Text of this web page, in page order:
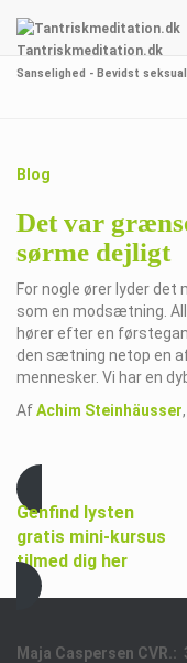
Tantriskmeditation.dk
Sanselighed - Bevidst
Blog
Det var
sørme dejligt
For nogle ører lyder
som en modsætning.
hører efter en
den sætning netop en
mennesker. Vi har en
AfAchim Steinhäusser,
Genfind lysten
gratis mini-kursus
tilmed dig her
Maja Caspersen CVR.: